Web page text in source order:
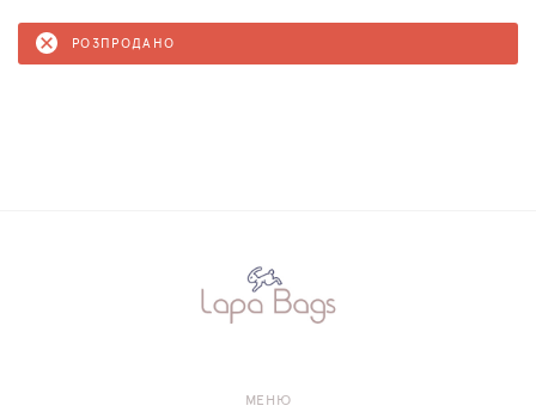
РОЗПРОДАНО
МЕНЮ